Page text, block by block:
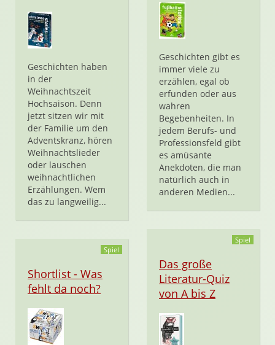
Geschichten haben
in der
Weihnachtszeit
Hochsaison. Denn
jetzt sitzen wir mit
der Familie um den
Adventskranz, hören
Weihnachtslieder
oder lauschen
weihnachtlichen
Erzählungen. Wem
das zu langweilig...
Geschichten gibt es
immer viele zu
erzählen, egal ob
erfunden oder aus
wahren
Begebenheiten. In
jedem Berufs- und
Professionsfeld gibt
es amüsante
Anekdoten, die man
natürlich auch in
anderen Medien...
Spiel
Shortlist - Was
fehlt da noch?
Spiel
Das große
Literatur-Quiz
von A bis Z